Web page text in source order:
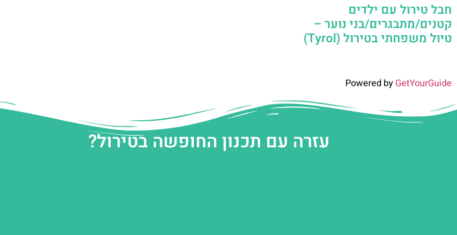
חבל טירול עם ילדים
קטנים/מתבגרים/בני נוער –
טיול משפחתי בטירול (Tyrol)
Powered byGetYourGuide
עזרה עם תכנון החופשה בטירול?